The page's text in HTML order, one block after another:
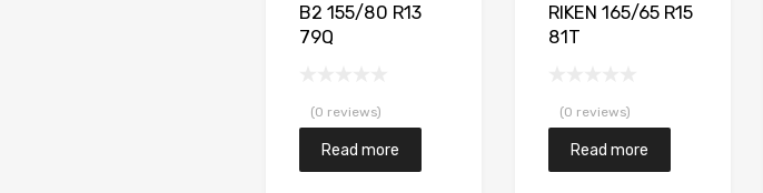
B2 155/80 R13
79Q
(0 reviews)
Read more
RIKEN 165/65 R15
81T
(0 reviews)
Read more